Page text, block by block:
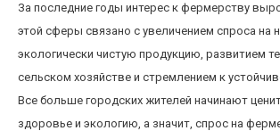
За последние годы интерес к фермерству
этой сферы связано с увеличением спроса на
экологически чистую продукцию, развитием
сельском хозяйстве и стремлением к
Все больше городских жителей начинают
здоровье и экологию, а значит, спрос на